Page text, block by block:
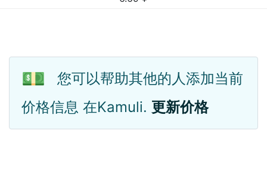
💵
您可以帮助其他的人添加当前
价格信息 在Kamuli. 更新价格